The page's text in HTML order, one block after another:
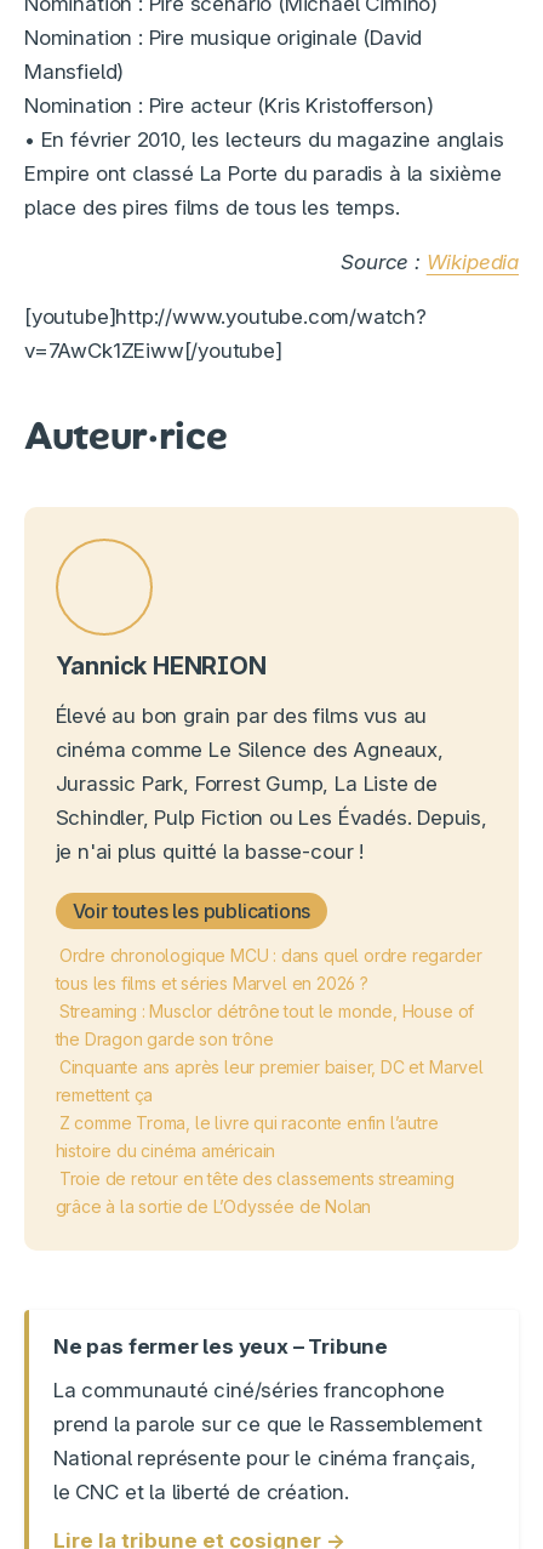
Nomination : Pire musique originale (David
Mansfield)
Nomination : Pire acteur (Kris Kristofferson)
• En février 2010, les lecteurs du magazine anglais
Empire ont classé La Porte du paradis à la sixième
place des pires films de tous les temps.
Source : Wikipedia
[youtube]http://www.youtube.com/watch?
v=7AwCk1ZEiww[/youtube]
Auteur·rice
Yannick HENRION
Élevé au bon grain par des films vus au
cinéma comme Le Silence des Agneaux,
Jurassic Park, Forrest Gump, La Liste de
Schindler, Pulp Fiction ou Les Évadés. Depuis,
je n'ai plus quitté la basse-cour !
Voir toutes les publications
Ordre chronologique MCU : dans quel ordre regarder
tous les films et séries Marvel en 2026 ?
Streaming : Musclor détrône tout le monde, House of
the Dragon garde son trône
Cinquante ans après leur premier baiser, DC et Marvel
remettent ça
Z comme Troma, le livre qui raconte enfin l’autre
histoire du cinéma américain
Troie de retour en tête des classements streaming
grâce à la sortie de L’Odyssée de Nolan
Ne pas fermer les yeux – Tribune
La communauté ciné/séries francophone
prend la parole sur ce que le Rassemblement
National représente pour le cinéma français,
le CNC et la liberté de création.
Lire la tribune et cosigner →